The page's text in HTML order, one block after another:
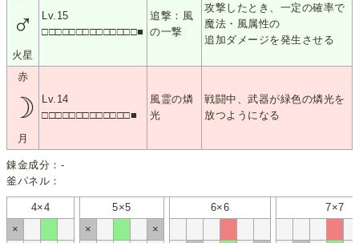
♂
火星
Lv.15
□□□□□□□□□□□□□□■
追撃：風
の一撃
攻撃したとき、一定の確率で
魔法・風属性の
追加ダメージを発生させる
赤
☽
月
Lv.14
□□□□□□□□□□□□□■
風霊の燐
光
戦闘中、武器が緑色の燐光を
放つようになる
錬金成分：-
釜パネル：
4×4 5×5 6×6
7×7
×
×
×